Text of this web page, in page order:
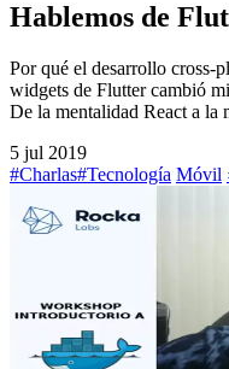
Hablemos de
Por qué el desarrollo cross-
widgets de Flutter cambió
De la mentalidad React a la
5 jul 2019
#Charlas#Tecnología Móvil